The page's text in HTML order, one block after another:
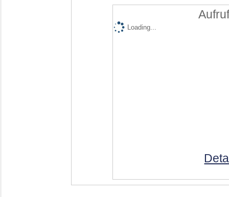
Loading...